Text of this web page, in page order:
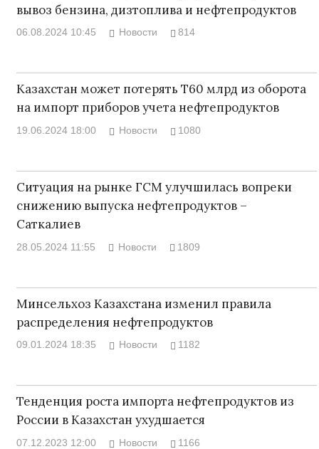
вывоз бензина, дизтоплива и нефтепродуктов
06.08.2024 10:45 Новости 814
Казахстан может потерять Т60 млрд из оборота
на импорт приборов учета нефтепродуктов
19.06.2024 18:00 Новости 1080
Ситуация на рынке ГСМ улучшилась вопреки
снижению выпуска нефтепродуктов –
Саткалиев
28.05.2024 11:55 Новости 1809
Минсельхоз Казахстана изменил правила
распределения нефтепродуктов
09.01.2024 18:35 Новости 1182
Тенденция роста импорта нефтепродуктов из
России в Казахстан ухудшается
07.12.2023 12:00 Новости 1166